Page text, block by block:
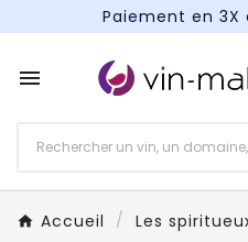
Paiement en
Paiement en 3X

Accueil Les